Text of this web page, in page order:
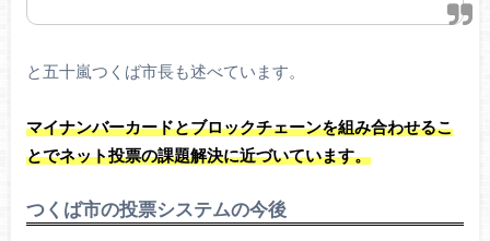
と五十嵐つくば市長も述べています。
マイナンバーカードとブロックチェーンを組み合わせるこ
とでネット投票の課題解決に近づいています。
つくば市の投票システムの今後